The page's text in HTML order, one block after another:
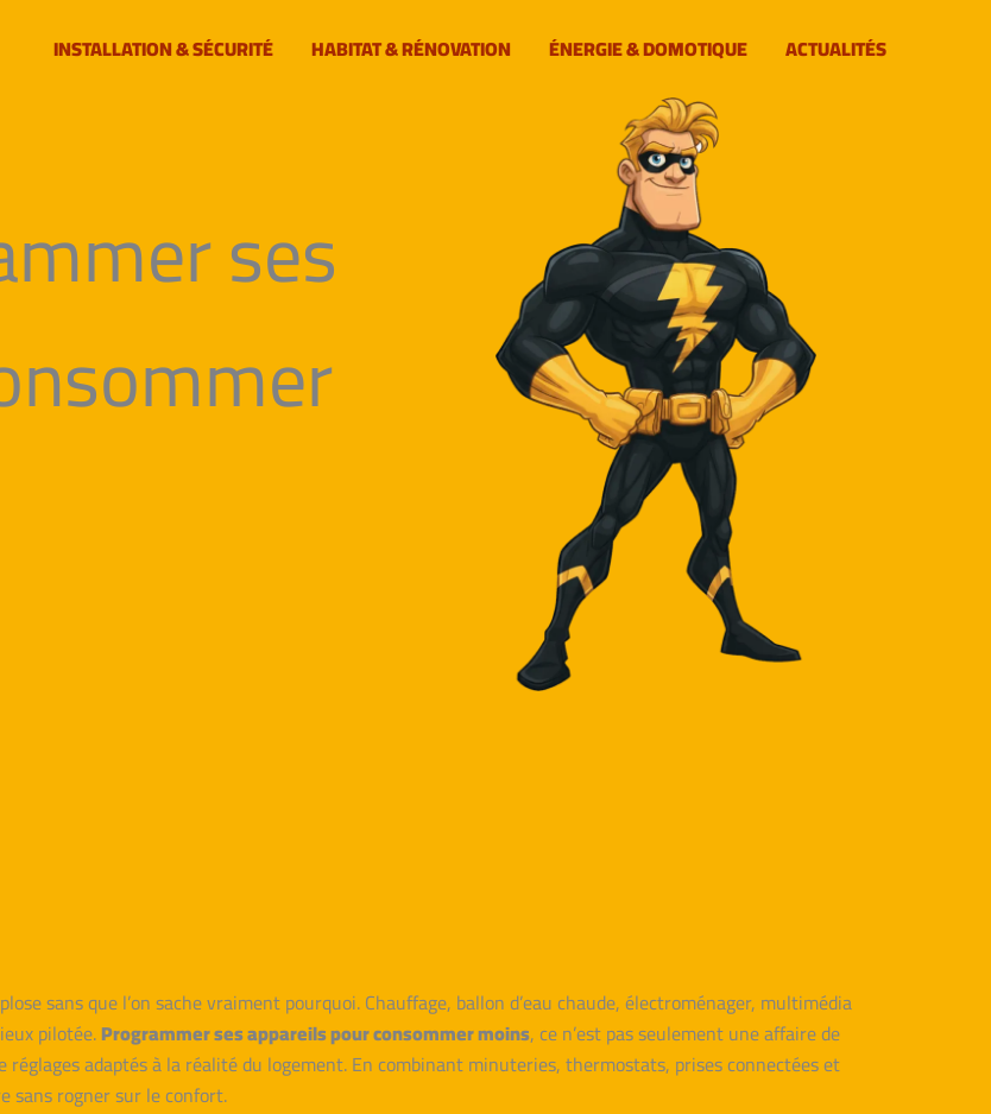
INSTALLATION & SÉCURITÉ HABITAT & RÉNOVATION ÉNERGIE & DOMOTIQUE ACTUALITÉS
ses
sans que l’on sache vraiment pourquoi. Chauffage, ballon d’eau chaude, électroménager, multimédia
pilotée.Programmer ses appareils pour consommer moins, ce n’est pas seulement une affaire de
adaptés à la réalité du logement. En combinant minuteries, thermostats, prises connectées et
sans rogner sur le confort.